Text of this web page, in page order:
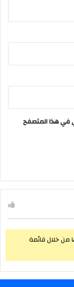
في هذا المتصفح
من خلال قائمة